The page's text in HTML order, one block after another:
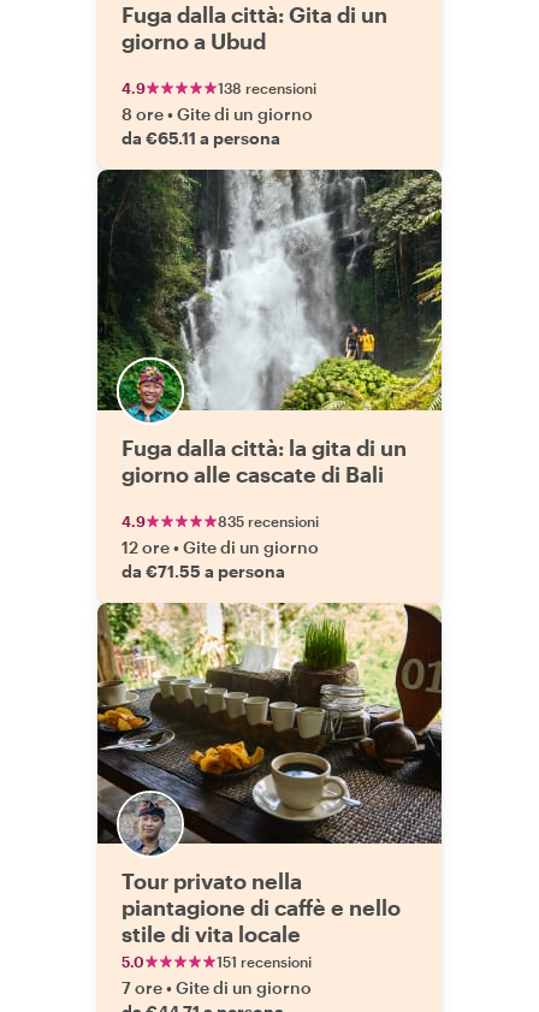
Fuga dalla città: Gita di un
giorno a Ubud
4.9 138 recensioni
8 ore•Gite di un giorno
da €65.11 a persona
Fuga dalla città: la gita di un
giorno alle cascate di Bali
4.9 835 recensioni
12 ore•Gite di un giorno
da €71.55 a persona
Tour privato nella
piantagione di caffè e nello
stile di vita locale
5.0 151 recensioni
7 ore•Gite di un giorno